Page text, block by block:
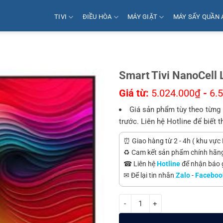
TIVI ĐIỀU HÒA MÁY GIẶT MÁY SẤY QUẦN
Smart Tivi NanoCell
Giá từ: 5.024.000₫ -
Giá sản phẩm tùy theo
trước. Liên hệ Hotline để biết
⏰ Giao hàng từ 2 - 4h ( khu vực
♻️ Cam kết sản phẩm chính
☎ Liên hệHotlineđể nhận báo
✉ Để lại tin nhắn Zalo-
Smart Tivi NanoCell LG 4K 43